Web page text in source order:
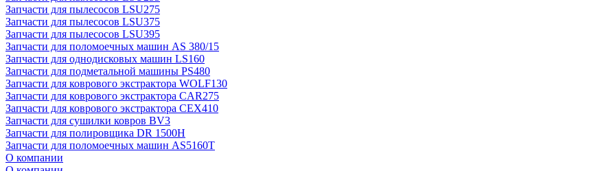
Запчасти для пылесосов LSU275
Запчасти для пылесосов LSU375
Запчасти для пылесосов LSU395
Запчасти для поломоечных машин AS 380/15
Запчасти для однодисковых машин LS160
Запчасти для подметальной машины PS480
Запчасти для коврового экстрактора WOLF130
Запчасти для коврового экстрактора CAR275
Запчасти для коврового экстрактора CEX410
Запчасти для сушилки ковров BV3
Запчасти для полировщика DR 1500H
Запчасти для поломоечных машин AS5160T
О компании